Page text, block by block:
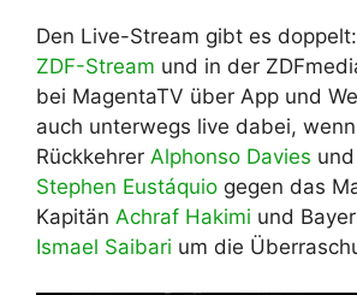
Den Live-Stream gibt es
ZDF-Stream und in der
bei MagentaTV über App und
auch unterwegs live dabei,
Rückkehrer Alphonso Davies
Stephen Eustáquio gegen das
Kapitän Achraf Hakimi und
Ismael Saibari um die